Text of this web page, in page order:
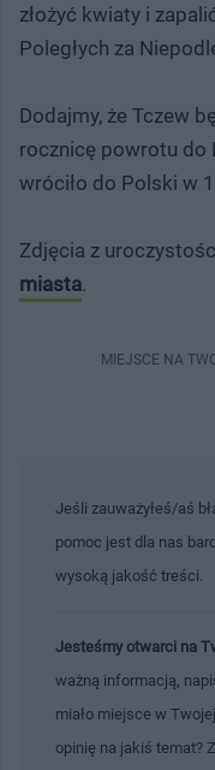
złożyć kwiaty i
Poległych za
Dodajmy, że Tczew
rocznicę powrotu do
wróciło do Polski w
Zdjęcia z
miasta.
MIEJSCE NA
Jeśli zauważyłeś/aś
pomoc jest dla nas
wysoką jakość treści.
Jesteśmy otwarci na
ważną informacją,
miało miejsce w
opinię na jakiś temat?